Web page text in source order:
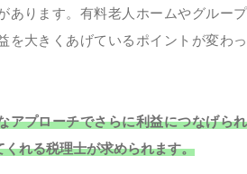
あります。有料老人ホームやグループ
を大きくあげているポイントが変わっ
アプローチでさらに利益につなげられ
れる税理士が求められます。